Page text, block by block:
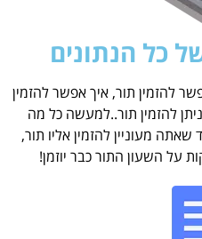
כל הנתונים
להזמין תור, איך אפשר להזמין
להזמין תור..למעשה כל מה
מעוניין להזמין אליו תור,